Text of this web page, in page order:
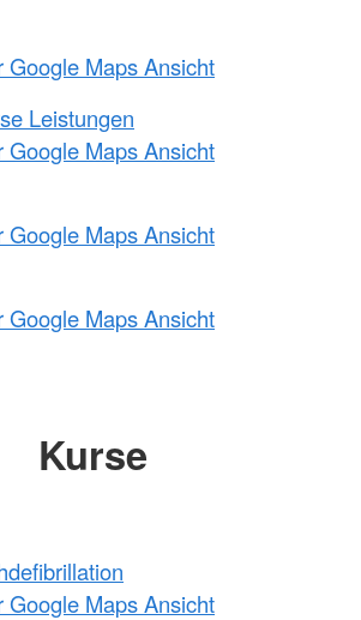
Google Maps Ansicht
Leistungen
Google Maps Ansicht
Google Maps Ansicht
Google Maps Ansicht
Kurse
Google Maps Ansicht